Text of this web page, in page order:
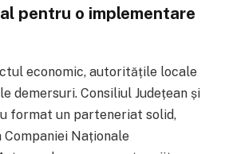
pentru o implementare
economic, autoritățile locale
demersuri. Consiliul Județean și
format un parteneriat solid,
Companiei Naționale